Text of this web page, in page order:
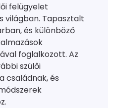
felügyelet
világban. Tapasztalt
és különböző
foglalkozott. Az
szülői
családnak, és